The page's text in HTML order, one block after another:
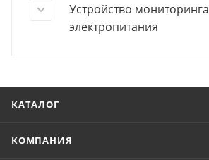
Устройство мониторинга
электропитания
КАТАЛОГ
КОМПАНИЯ